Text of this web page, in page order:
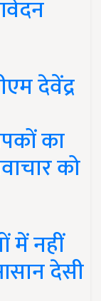
देवेंद्र
का
को
में नहीं
देसी